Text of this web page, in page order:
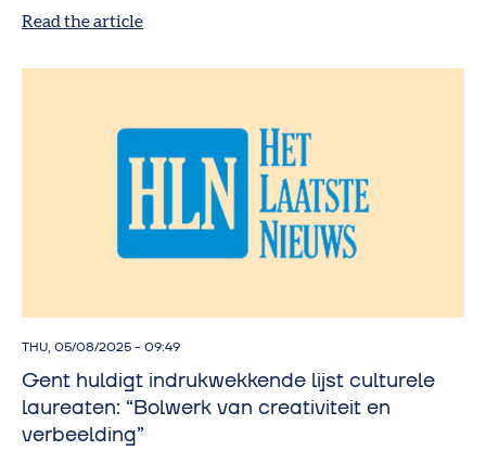
Read the article
THU, 05/08/2025 - 09:49
Gent huldigt indrukwekkende lijst culturele
laureaten: “Bolwerk van creativiteit en
verbeelding”